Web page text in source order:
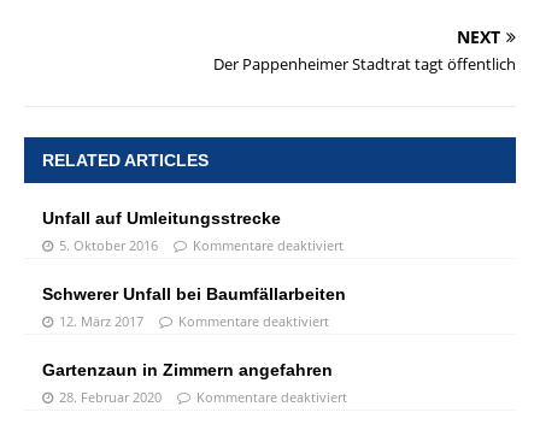
NEXT
Der Pappenheimer Stadtrat tagt öffentlich
RELATED ARTICLES
Unfall auf Umleitungsstrecke
5. Oktober 2016 Kommentare deaktiviert
Schwerer Unfall bei Baumfällarbeiten
12. März 2017 Kommentare deaktiviert
Gartenzaun in Zimmern angefahren
28. Februar 2020 Kommentare deaktiviert